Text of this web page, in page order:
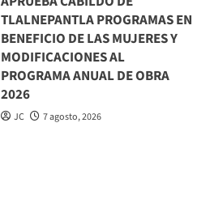
TLALNEPANTLA PROGRAMAS EN
BENEFICIO DE LAS MUJERES Y
MODIFICACIONES AL
PROGRAMA ANUAL DE OBRA
2026
JC 7 agosto, 2026